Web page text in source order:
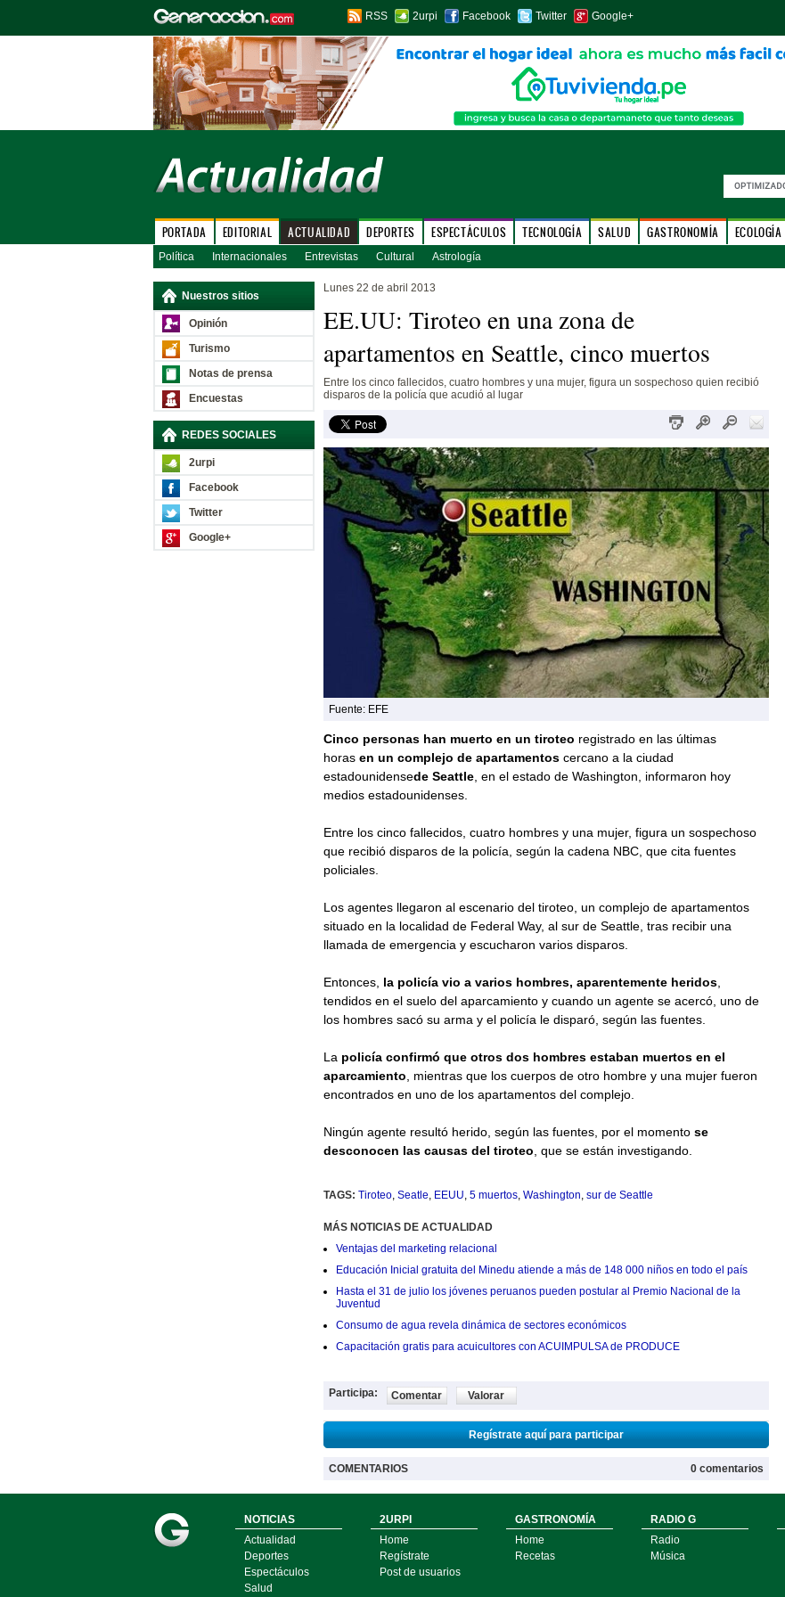
RSS 2urpi Facebook Twitter Google+
PORTADA EDITORIAL ACTUALIDAD DEPORTES ESPECTÁCULOS TECNOLOGÍA SALUD GASTRONOMÍA ECOLOGÍA
Política Internacionales Entrevistas Cultural Astrología
Nuestros sitios
Opinión
Turismo
Notas de prensa
Encuestas
REDES SOCIALES
2urpi
Facebook
Twitter
Google+
Lunes 22 de abril 2013
EE.UU: Tiroteo en una zona de
apartamentos en Seattle, cinco muertos
Entre los cinco fallecidos, cuatro hombres y una mujer, figura un sospechoso quien recibió
disparos de la policía que acudió al lugar
Fuente: EFE
Cinco personas han muerto en un tiroteo registrado en las últimas
horasen un complejo de apartamentos cercano a la ciudad
estadounidensede Seattle, en el estado de Washington, informaron hoy
medios estadounidenses.
Entre los cinco fallecidos, cuatro hombres y una mujer, figura un sospechoso
que recibió disparos de la policía, según la cadena NBC, que cita fuentes
policiales.
Los agentes llegaron al escenario deltiroteo, un complejo de apartamentos
situado en la localidad de Federal Way, al sur de Seattle, tras recibir una
llamada de emergencia y escucharon varios disparos.
Entonces, la policía vio a varios hombres, aparentemente heridos,
tendidos en el suelo del aparcamiento y cuando un agente se acercó, uno de
los hombres sacó su arma y el policía le disparó, según las fuentes.
La policía confirmó que otros dos hombres estaban muertos en el
aparcamiento , mientras que los cuerpos de otro hombre y una mujer fueron
encontrados en uno de los apartamentos del complejo.
Ningún agente resultó herido, según las fuentes, por el momento se
desconocen las causas del tiroteo , que se están investigando.
TAGS: Tiroteo, Seatle, EEUU, 5 muertos, Washington, sur de Seattle
MÁS NOTICIAS DE ACTUALIDAD
Ventajas del marketing relacional
Educación Inicial gratuita del Minedu atiende a más de 148 000 niños en todo el país
Hasta el 31 de julio los jóvenes peruanos pueden postular al Premio Nacional de la
Juventud
Consumo de agua revela dinámica de sectores económicos
Capacitación gratis para acuicultores con ACUIMPULSA de PRODUCE
Participa: Comentar Valorar
Regístrate aquí para participar
COMENTARIOS 0 comentarios
NOTICIAS
Actualidad
Deportes
Espectáculos
Salud
2URPI
Home
Regístrate
Post de usuarios
GASTRONOMÍA
Home
Recetas
RADIO G
Radio
Música